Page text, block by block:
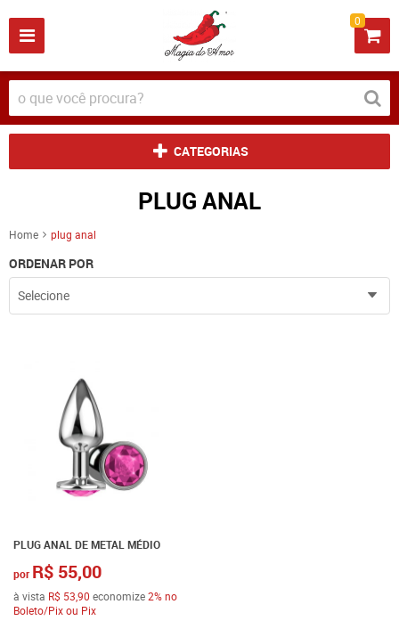
0
CATEGORIAS
PLUG ANAL
Home plug anal
ORDENAR POR
Selecione
PLUG ANAL DE METAL MÉDIO
por R$ 55,00
à vista R$ 53,90 economize2%no
Boleto/Pix ou Pix